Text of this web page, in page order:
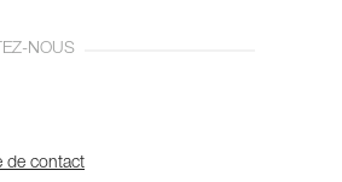
NOUS
de contact